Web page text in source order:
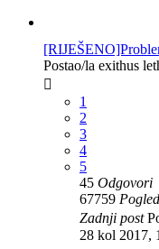
Postao/la exithus
1
2
3
4
5
45 Odgovori
67759
Zadnji post
28 kol 2017,